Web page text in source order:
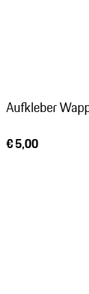
Aufkleber
€ 5,00